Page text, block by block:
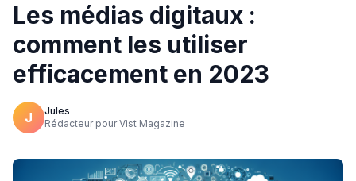
Les médias digitaux :
comment les utiliser
efficacement en 2023
J
Jules
Rédacteur pour Vist Magazine